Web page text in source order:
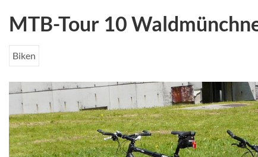
MTB-Tour 10
Biken